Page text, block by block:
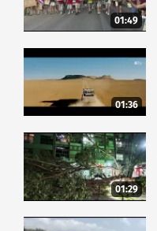
01:49
01:36
01:29